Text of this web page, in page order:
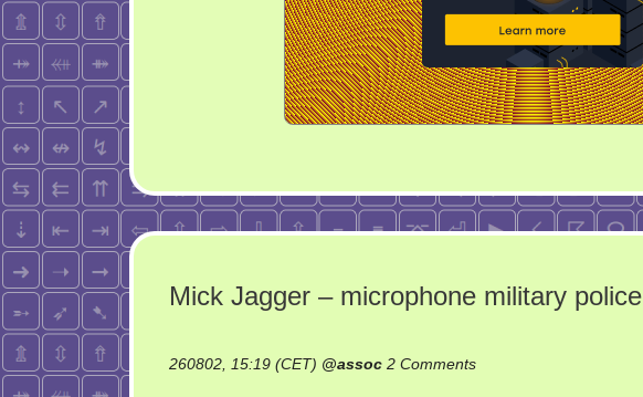
Mick Jagger – microphone military police
260802, 15:19 (CET) @assoc 2 Commentson